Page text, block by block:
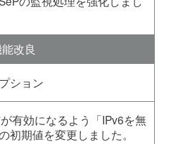
改良
ション
有効になるよう「IPv6を無
初期値を変更しました。